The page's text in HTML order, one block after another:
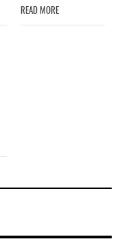
READ MORE